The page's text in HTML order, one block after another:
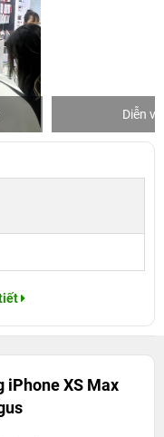
Diễn viên
iPhone XS Max